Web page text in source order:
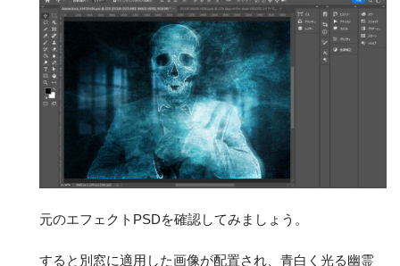
元のエフェクトPSDを確認してみましょう。
すると別窓に適用した画像が配置され、青白く光る幽霊